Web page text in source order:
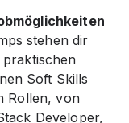
stehen dir
Soft Skills
Rollen, von
Developer,